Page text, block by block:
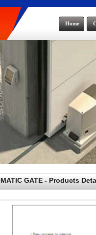
Home
GATE - Products